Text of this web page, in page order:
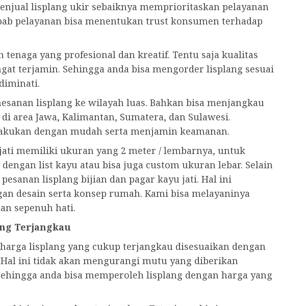
lisplang ukir sebaiknya memprioritaskan pelayanan
pelayanan bisa menentukan trust konsumen terhadap
tenaga yang profesional dan kreatif. Tentu saja kualitas
terjamin. Sehingga anda bisa mengorder lisplang sesuai
lisplang ke wilayah luas. Bahkan bisa menjangkau
area Jawa, Kalimantan, Sumatera, dan Sulawesi.
dengan mudah serta menjamin keamanan.
memiliki ukuran yang 2 meter / lembarnya, untuk
dengan list kayu atau bisa juga custom ukuran lebar. Selain
lisplang bijian dan pagar kayu jati. Hal ini
desain serta konsep rumah. Kami bisa melayaninya
sepenuh hati.
Terjangkau
lisplang yang cukup terjangkau disesuaikan dengan
ini tidak akan mengurangi mutu yang diberikan
anda bisa memperoleh lisplang dengan harga yang